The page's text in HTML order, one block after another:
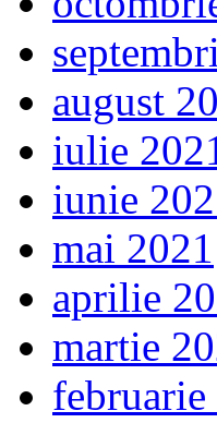
august
iulie 2021
iunie
mai 2021
aprilie
martie
februarie